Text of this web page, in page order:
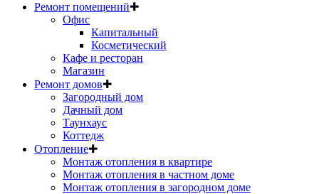
Ремонт помещений✚
Офис
Капитальный
Косметический
Кафе и ресторан
Магазин
Ремонт домов✚
Загородный дом
Дачный дом
Таунхаус
Коттедж
Отопление✚
Монтаж отопления в квартире
Монтаж отопления в частном доме
Монтаж отопления в загородном доме